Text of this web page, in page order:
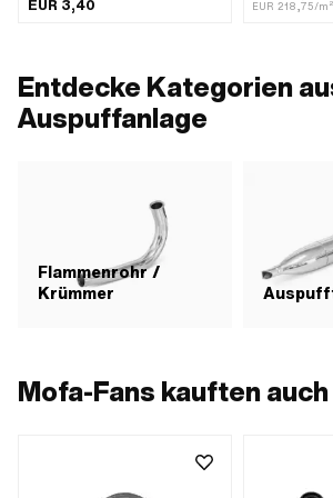
Anwendungsbereich: Tuning
EUR 3,40 EUR 218,75/m²
Entdecke Kategorien
Auspuffanlage
Flammenrohr /
Krümmer
Mofa-Fans kauften auch